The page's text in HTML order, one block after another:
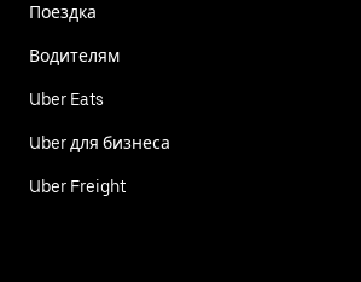
Поездка
Водителям
Uber Eats
Uber для бизнеса
Uber Freight